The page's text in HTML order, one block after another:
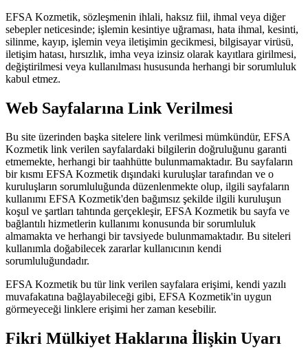
EFSA Kozmetik, sözleşmenin ihlali, haksız fiil, ihmal veya diğer
sebepler neticesinde; işlemin kesintiye uğraması, hata ihmal, kesinti,
silinme, kayıp, işlemin veya iletişimin gecikmesi, bilgisayar virüsü,
iletişim hatası, hırsızlık, imha veya izinsiz olarak kayıtlara girilmesi,
değiştirilmesi veya kullanılması hususunda herhangi bir sorumluluk
kabul etmez.
Web Sayfalarına Link Verilmesi
Bu site üzerinden başka sitelere link verilmesi mümkündür, EFSA
Kozmetik link verilen sayfalardaki bilgilerin doğruluğunu garanti
etmemekte, herhangi bir taahhütte bulunmamaktadır. Bu sayfaların
bir kısmı EFSA Kozmetik dışındaki kuruluşlar tarafından ve o
kuruluşların sorumluluğunda düzenlenmekte olup, ilgili sayfaların
kullanımı EFSA Kozmetik'den bağımsız şekilde ilgili kuruluşun
koşul ve şartları tahtında gerçekleşir, EFSA Kozmetik bu sayfa ve
bağlantılı hizmetlerin kullanımı konusunda bir sorumluluk
almamakta ve herhangi bir tavsiyede bulunmamaktadır. Bu siteleri
kullanımla doğabilecek zararlar kullanıcının kendi
sorumluluğundadır.
EFSA Kozmetik bu tür link verilen sayfalara erişimi, kendi yazılı
muvafakatına bağlayabileceği gibi, EFSA Kozmetik'in uygun
görmeyeceği linklere erişimi her zaman kesebilir.
Fikri Mülkiyet Haklarına İlişkin Uyarı